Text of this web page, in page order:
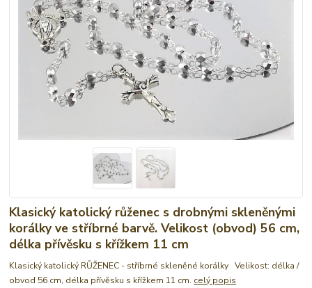
Klasický katolický růženec s drobnými skleněnými
korálky ve stříbrné barvě. Velikost (obvod) 56 cm,
délka přívěsku s křížkem 11 cm
Klasický katolický RŮŽENEC - stříbrné skleněné korálky Velikost: délka /
obvod 56 cm, délka přívěsku s křížkem 11 cm. celý popis